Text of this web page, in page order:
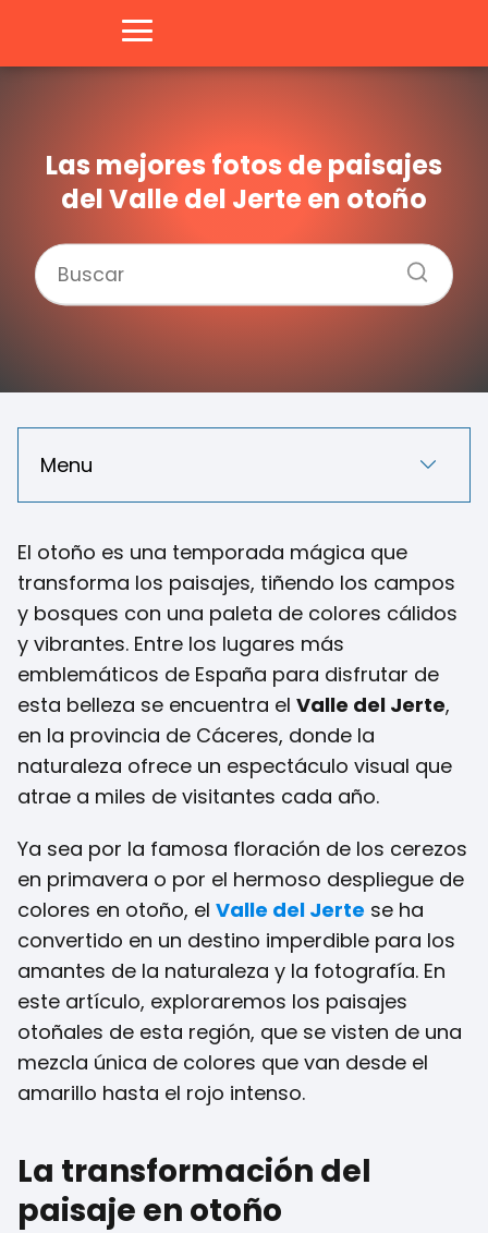
Las mejores fotos de paisajes
del Valle del Jerte en otoño
Menu
El otoño es una temporada mágica que
transforma los paisajes, tiñendo los campos
y bosques con una paleta de colores cálidos
y vibrantes. Entre los lugares más
emblemáticos de España para disfrutar de
esta belleza se encuentra el Valle del Jerte,
en la provincia de Cáceres, donde la
naturaleza ofrece un espectáculo visual que
atrae a miles de visitantes cada año.
Ya sea por la famosa floración de los cerezos
en primavera o por el hermoso despliegue de
colores en otoño, el Valle del Jerte se ha
convertido en un destino imperdible para los
amantes de la naturaleza y la fotografía. En
este artículo, exploraremos los paisajes
otoñales de esta región, que se visten de una
mezcla única de colores que van desde el
amarillo hasta el rojo intenso.
La transformación del
paisaje en otoño